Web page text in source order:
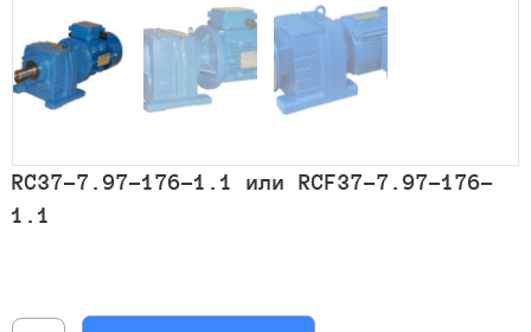
RC37-7.97-176-1.1 или RCF37-7.97-176-
1.1